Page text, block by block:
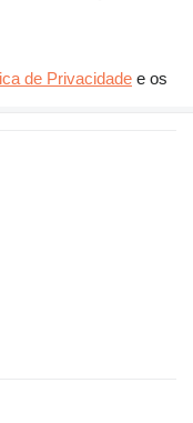
de Privacidade e os